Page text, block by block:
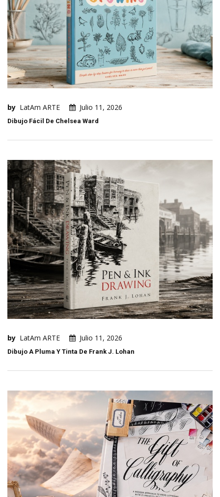
by LatAm ARTE Julio 11, 2026
Dibujo Fácil De Chelsea Ward
by LatAm ARTE Julio 11, 2026
Dibujo A Pluma Y Tinta De Frank J. Lohan